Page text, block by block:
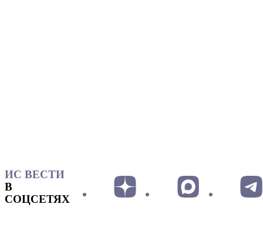
ИС ВЕСТИ
В
СОЦСЕТЯХ